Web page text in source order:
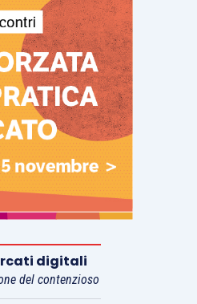
digitali
del contenzioso